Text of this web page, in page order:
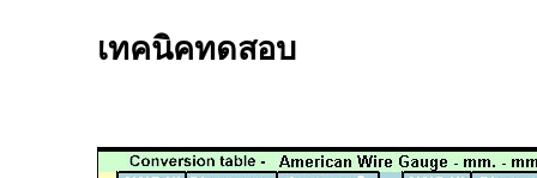
เทคนิคทดสอบ